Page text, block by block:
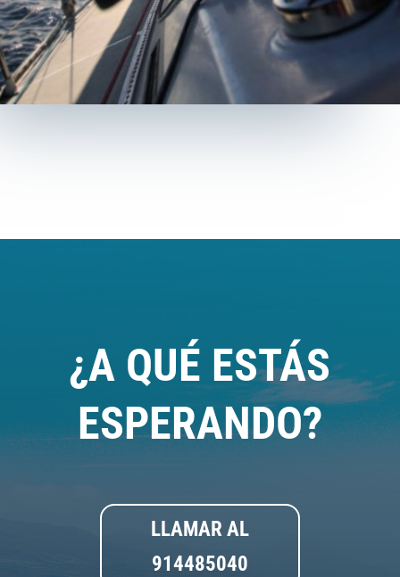
¿A QUÉ ESTÁS
ESPERANDO?
LLAMAR AL
914485040